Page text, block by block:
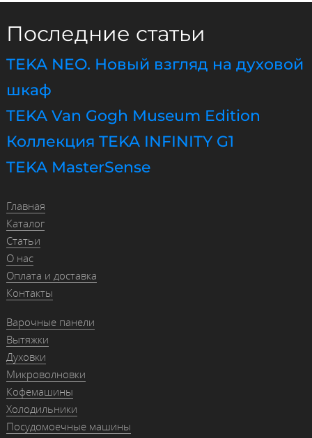
Последние статьи
TEKA NEO. Новый взгляд на духовой
шкаф
TEKA Van Gogh Museum Edition
Коллекция TEKA INFINITY G1
TEKA MasterSense
Главная
Каталог
Статьи
О нас
Оплата и доставка
Контакты
Варочные панели
Вытяжки
Духовки
Микроволновки
Кофемашины
Холодильники
Посудомоечные машины